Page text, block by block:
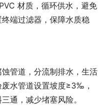
材质，循环供水，避免
端过滤器，保障水质稳
管道，分流制排水，生活
水管道设置坡度≥3‰，
通，减少堵塞风险。